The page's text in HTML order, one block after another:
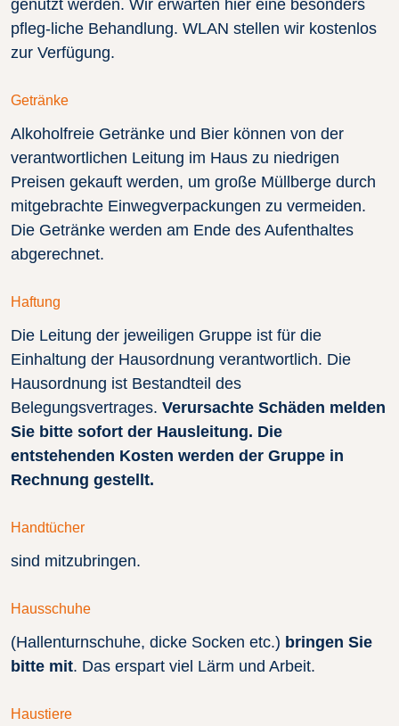
genutzt werden. Wir erwarten hier eine besonders
pfleg-liche Behandlung. WLAN stellen wir kostenlos
zur Verfügung.
Getränke
Alkoholfreie Getränke und Bier können von der
verantwortlichen Leitung im Haus zu niedrigen
Preisen gekauft werden, um große Müllberge durch
mitgebrachte Einwegverpackungen zu vermeiden.
Die Getränke werden am Ende des Aufenthaltes
abgerechnet.
Haftung
Die Leitung der jeweiligen Gruppe ist für die
Einhaltung der Hausordnung verantwortlich. Die
Hausordnung ist Bestandteil des
Belegungsvertrages. Verursachte Schäden melden
Sie bitte sofort der Hausleitung. Die
entstehenden Kosten werden der Gruppe in
Rechnung gestellt.
Handtücher
sind mitzubringen.
Hausschuhe
(Hallenturnschuhe, dicke Socken etc.) bringen Sie
bitte mit. Das erspart viel Lärm und Arbeit.
Haustiere